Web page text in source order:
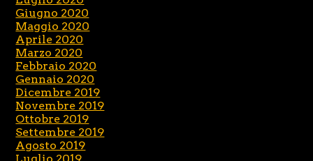
Giugno 2020
Maggio 2020
Aprile 2020
Marzo 2020
Febbraio 2020
Gennaio 2020
Dicembre 2019
Novembre 2019
Ottobre 2019
Settembre 2019
Agosto 2019